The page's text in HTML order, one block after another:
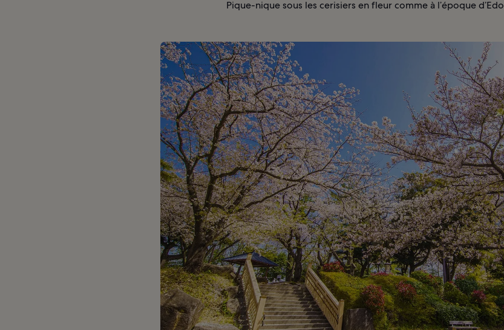
Pique-nique sous les cerisiers en fleur comme à l’époque d’Edo